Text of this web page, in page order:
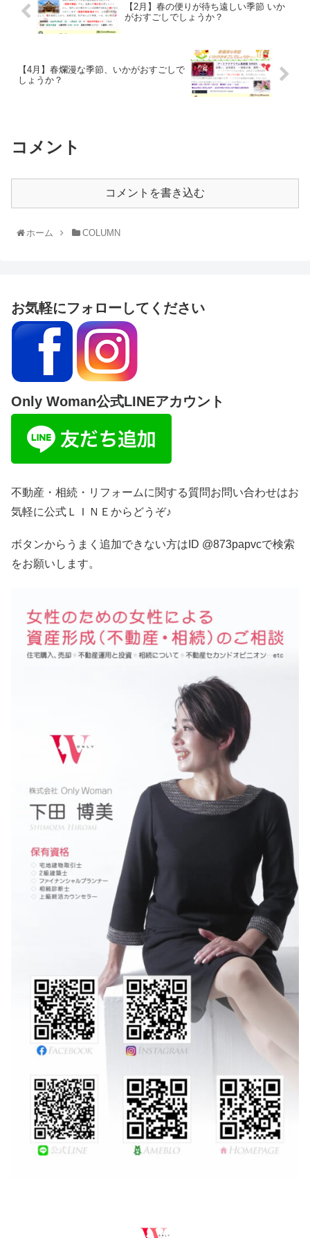
【2月】春の便りが待ち遠しい季節 いか
がおすごしでしょうか？
【4月】春爛漫な季節、いかがおすごしで
しょうか？
コメント
コメントを書き込む
ホーム COLUMN
お気軽にフォローしてください
Only Woman公式LINEアカウント
不動産・相続・リフォームに関する質問お問い合わせはお
気軽に公式ＬＩＮＥからどうぞ♪
ボタンからうまく追加できない方はID @873papvcで検索
をお願いします。